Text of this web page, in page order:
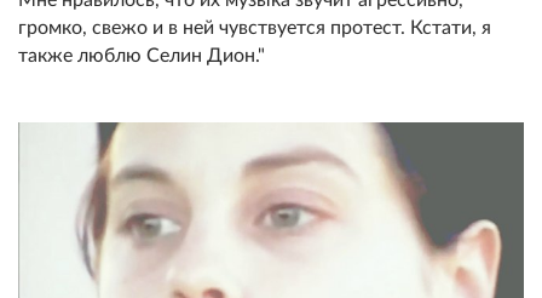
громко, свежо и в ней чувствуется протест. Кстати, я
также люблю Селин Дион."